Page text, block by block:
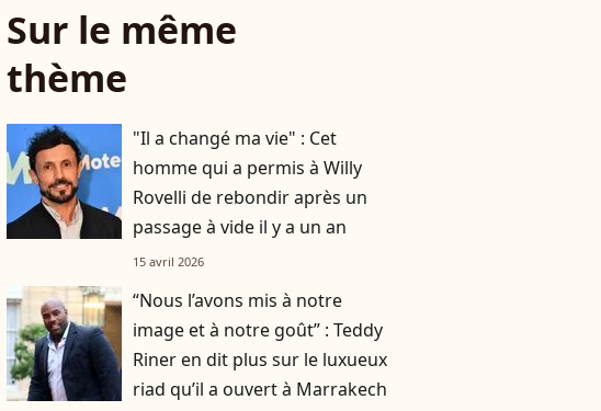
Sur le même
thème
"Il a changé ma vie" : Cet
homme qui a permis à Willy
Rovelli de rebondir après un
passage à vide il y a un an
15 avril 2026
“Nous l’avons mis à notre
image et à notre goût” : Teddy
Riner en dit plus sur le luxueux
riad qu’il a ouvert à Marrakech